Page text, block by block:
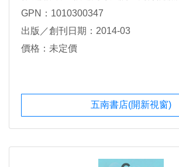
GPN：1010300347
出版／創刊日期：2014-03
價格：未定價
五南書店(開新視窗)